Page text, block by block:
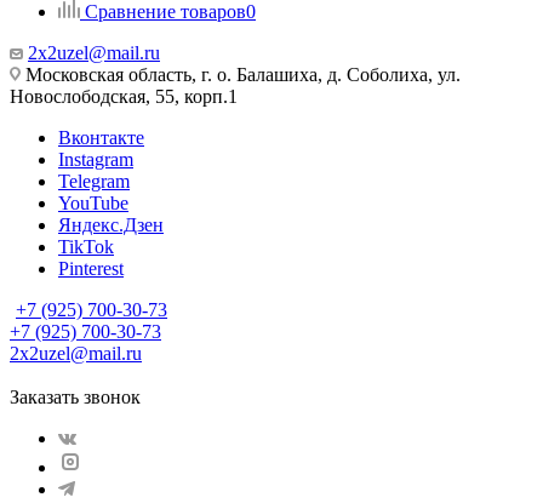
Сравнение товаров0
2x2uzel@mail.ru
Московская область, г. о. Балашиха, д. Соболиха, ул.
Новослободская, 55, корп.1
Вконтакте
Instagram
Telegram
YouTube
Яндекс.Дзен
TikTok
Pinterest
+7 (925) 700-30-73
+7 (925) 700-30-73
2x2uzel@mail.ru
Заказать звонок